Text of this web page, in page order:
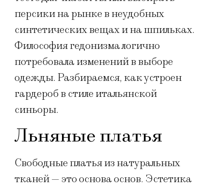
персики на рынке в неудобных
синтетических вещах и на шпильках.
Философия гедонизма логично
потребовала изменений в выборе
одежды. Разбираемся, как устроен
гардероб в стиле итальянской
синьоры.
Льняные платья
Свободные платья из натуральных
тканей — это основа основ. Эстетика